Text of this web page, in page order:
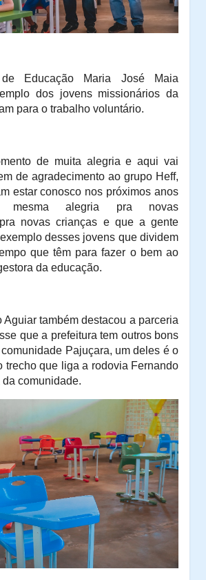
Educação Maria José Maia
dos jovens missionários da
para o trabalho voluntário.
de muita alegria e aqui vai
de agradecimento ao grupo Heff,
estar conosco nos próximos anos
mesma alegria pra novas
novas crianças e que a gente
desses jovens que dividem
que têm para fazer o bem ao
da educação.
Aguiar também destacou a parceria
que a prefeitura tem outros bons
Pajuçara, um deles é o
trecho que liga a rodovia Fernando
comunidade.